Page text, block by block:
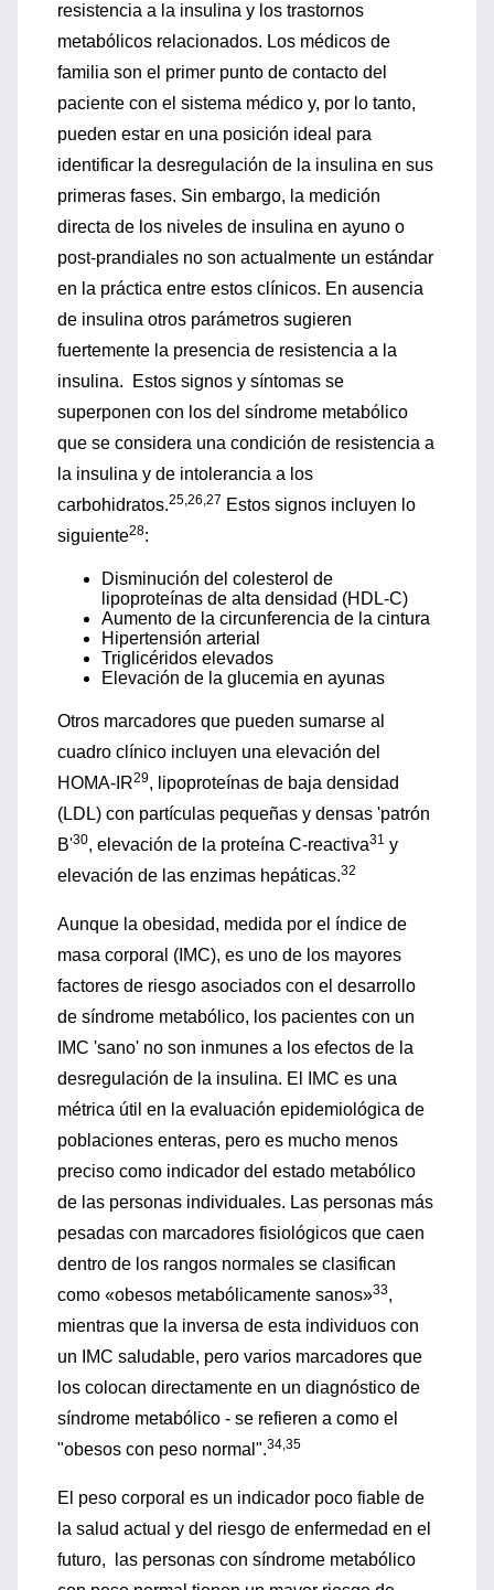
resistencia a la insulina y los trastornos
metabólicos relacionados. Los médicos de
familia son el primer punto de contacto del
paciente con el sistema médico y, por lo tanto,
pueden estar en una posición ideal para
identificar la desregulación de la insulina en sus
primeras fases. Sin embargo, la medición
directa de los niveles de insulina en ayuno o
post-prandiales no son actualmente un estándar
en la práctica entre estos clínicos. En ausencia
de insulina otros parámetros sugieren
fuertemente la presencia de resistencia a la
insulina. Estos signos y síntomas se
superponen con los del síndrome metabólico
que se considera una condición de resistencia a
la insulina y de intolerancia a los
carbohidratos.25,26,27 Estos signos incluyen lo
siguiente28:
Disminución del colesterol de
lipoproteínas de alta densidad (HDL-C)
Aumento de la circunferencia de la cintura
Hipertensión arterial
Triglicéridos elevados
Elevación de la glucemia en ayunas
Otros marcadores que pueden sumarse al
cuadro clínico incluyen una elevación del
HOMA-IR29, lipoproteínas de baja densidad
(LDL) con partículas pequeñas y densas 'patrón
B'30, elevación de la proteína C-reactiva31 y
elevación de las enzimas hepáticas.32
Aunque la obesidad, medida por el índice de
masa corporal (IMC), es uno de los mayores
factores de riesgo asociados con el desarrollo
de síndrome metabólico, los pacientes con un
IMC 'sano' no son inmunes a los efectos de la
desregulación de la insulina. El IMC es una
métrica útil en la evaluación epidemiológica de
poblaciones enteras, pero es mucho menos
preciso como indicador del estado metabólico
de las personas individuales. Las personas más
pesadas con marcadores fisiológicos que caen
dentro de los rangos normales se clasifican
como «obesos metabólicamente sanos»33,
mientras que la inversa de esta individuos con
un IMC saludable, pero varios marcadores que
los colocan directamente en un diagnóstico de
síndrome metabólico - se refieren a como el
"obesos con peso normal".34,35
El peso corporal es un indicador poco fiable de
la salud actual y del riesgo de enfermedad en el
futuro, las personas con síndrome metabólico